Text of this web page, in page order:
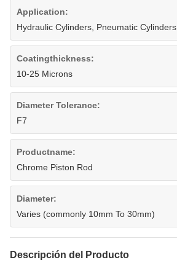
Application:
Hydraulic Cylinders, Pneumatic Cylinders
Coatingthickness:
10-25 Microns
Diameter Tolerance:
F7
Productname:
Chrome Piston Rod
Diameter:
Varies (commonly 10mm To 30mm)
Descripción del Producto